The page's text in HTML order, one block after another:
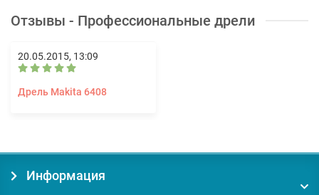
Отзывы - Профессиональные дрели
20.05.2015, 13:09
Дрель Makita 6408
Информация